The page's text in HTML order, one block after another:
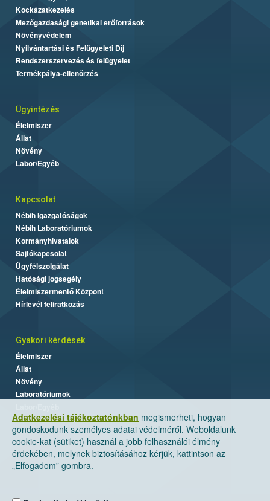
Adatkezelési tájékoztatónkban megismerheti, hogyan
gondoskodunk személyes adatai védelméről. Weboldalunk
cookie-kat (sütiket) használ a jobb felhasználói élmény
érdekében, melynek biztosításához kérjük, kattintson az
„Elfogadom” gombra.
Kockázatkezelés
Mezőgazdasági genetikai erőforrások
Növényvédelem
Nyilvántartási és Felügyeleti Díj
Rendszerszervezés és felügyelet
Termékpálya-ellenőrzés
Ügyintézés
Élelmiszer
Állat
Növény
Labor/Egyéb
Kapcsolat
Nébih Igazgatóságok
Nébih Laboratóriumok
Kormányhivatalok
Sajtókapcsolat
Ügyfélszolgálat
Hatósági jogsegély
Élelmiszermentő Központ
Hírlevél feliratkozás
Gyakori kérdések
Élelmiszer
Állat
Növény
Laboratóriumok